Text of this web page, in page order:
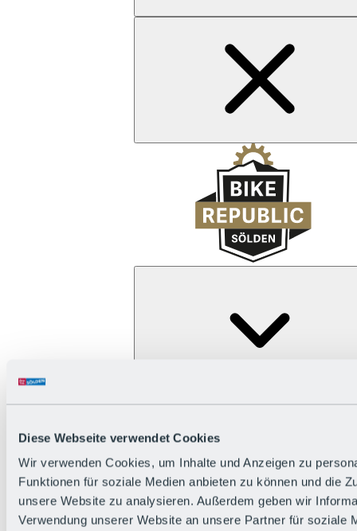
Diese Webseite verwendet Cookies
Wir verwenden Cookies, um Inhalte und Anzeigen zu
Funktionen für soziale Medien anbieten zu können und die
unsere Website zu analysieren. Außerdem geben wir
Verwendung unserer Website an unsere Partner für soziale
Bürger:in werden
Bikepark-Rules
Bikepark-Partnerschaften
Nachhaltigkeit in der BRS
Bikepark & Tickets